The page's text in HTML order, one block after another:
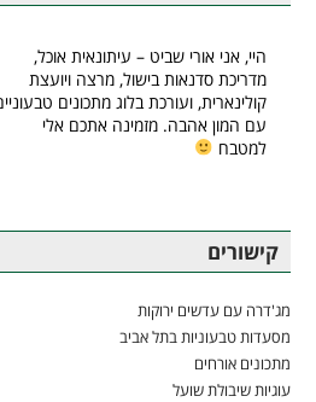
היי, אני אורי שביט – עיתונאית אוכל,
מדריכת סדנאות בישול, מרצה ויועצת
קולינארית, ועורכת בלוג מתכונים
עם המון אהבה. מזמינה אתכם אלי
למטבח
קישורים
מג'דרה עם עדשים ירוקות
מסעדות טבעוניות בתל אביב
מתכונים אורחים
עוגיות שיבולת שועל